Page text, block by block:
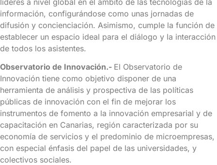
información, configurándose como unas jornadas de
difusión y concienciación. Asimismo, cumple la función de
establecer un espacio ideal para el diálogo y la interacción
de todos los asistentes.
Observatorio de Innovación.- El Observatorio de
Innovación tiene como objetivo disponer de una
herramienta de análisis y prospectiva de las políticas
públicas de innovación con el fin de mejorar los
instrumentos de fomento a la innovación empresarial y de
capacitación en Canarias, región caracterizada por su
economía de servicios y el predominio de microempresas,
con especial énfasis del papel de las universidades, y
colectivos sociales.